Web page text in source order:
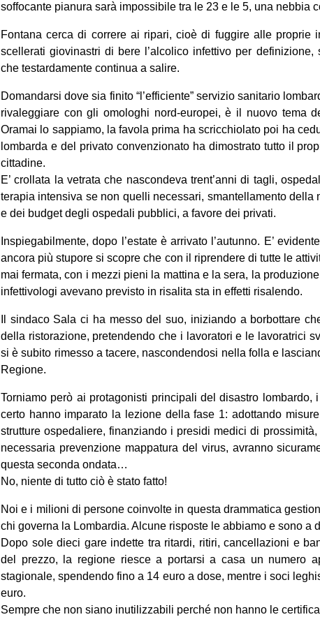
soffocante pianura sarà impossibile tra le 23 e le 5, una nebbia
Fontana cerca di correre ai ripari, cioè di fuggire alle proprie
scellerati giovinastri di bere l’alcolico infettivo per
che testardamente continua a salire.
Domandarsi dove sia finito “l’efficiente” servizio sanitario
rivaleggiare con gli omologhi nord-europei, è il nuovo tema
Oramai lo sappiamo, la favola prima ha scricchiolato poi ha
lombarda e del privato convenzionato ha dimostrato tutto il
cittadine.
E’ crollata la vetrata che nascondeva trent’anni di tagli,
terapia intensiva se non quelli necessari, smantellamento
e dei budget degli ospedali pubblici, a favore dei privati.
Inspiegabilmente, dopo l’estate è arrivato l’autunno. E’
ancora più stupore si scopre che con il riprendere di tutte le
mai fermata, con i mezzi pieni la mattina e la sera, la
infettivologi avevano previsto in risalita sta in effetti risalendo.
Il sindaco Sala ci ha messo del suo, iniziando a borbottare
della ristorazione, pretendendo che i lavoratori e le lavoratrici
si è subito rimesso a tacere, nascondendosi nella folla e
Regione.
Torniamo però ai protagonisti principali del disastro
certo hanno imparato la lezione della fase 1: adottando
strutture ospedaliere, finanziando i presidi medici di
necessaria prevenzione mappatura del virus, avranno
questa seconda ondata…
No, niente di tutto ciò è stato fatto!
Noi e i milioni di persone coinvolte in questa drammatica
chi governa la Lombardia. Alcune risposte le abbiamo e sono a
Dopo sole dieci gare indette tra ritardi, ritiri, cancellazioni e
del prezzo, la regione riesce a portarsi a casa un numero
stagionale, spendendo fino a 14 euro a dose, mentre i soci
euro.
Sempre che non siano inutilizzabili perché non hanno le